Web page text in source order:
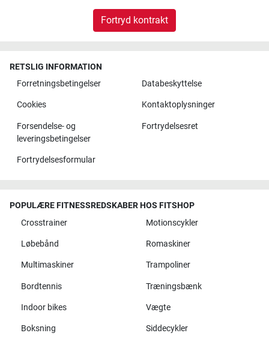
Fortryd kontrakt
RETSLIG INFORMATION
Forretningsbetingelser
Databeskyttelse
Cookies Kontaktoplysninger
Forsendelse- og
leveringsbetingelser
Fortrydelsesret
Fortrydelsesformular
POPULÆRE FITNESSREDSKABER HOS FITSHOP
Crosstrainer
Motionscykler
Løbebånd Romaskiner
Multimaskiner Trampoliner
Bordtennis Træningsbænk
Indoor bikes Vægte
Boksning Siddecykler